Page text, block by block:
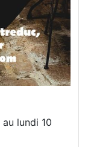
au lundi 10